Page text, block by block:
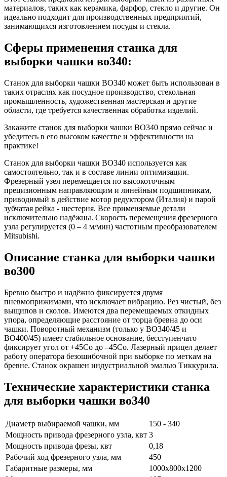
материалов, таких как керамика, фарфор, стекло и другие. Он
идеально подходит для производственных предприятий,
занимающихся изготовлением посуды и стекла.
Сферы применения станка для
выборки чашки во340:
Станок для выборки чашки ВО340 может быть использован в
таких отраслях как посудное производство, стекольная
промышленность, художественная мастерская и другие
области, где требуется качественная обработка изделий.
Закажите станок для выборки чашки ВО340 прямо сейчас и
убедитесь в его высоком качестве и эффективности на
практике!
Станок для выборки чашки ВО340 используется как
самостоятельно, так и в составе линии оптимизации.
Фрезерный узел перемещается по высокоточным
прецизионным направляющим и линейным подшипникам,
приводимый в действие мотор редуктором (Италия) и парой
зубчатая рейка - шестерня. Все применяемые детали
исключительно надёжны. Скорость перемещения фрезерного
узла регулируется (0 – 4 м/мин) частотным преобразователем
Mitsubishi.
Описание станка для выборки чашки
во300
Бревно быстро и надёжно фиксируется двумя
пневмоприжимами, что исключает вибрацию. Рез чистый, без
выщипов и сколов. Имеются два перемещаемых откидных
упора, определяющие расстояние от торца бревна до оси
чашки. Поворотный механизм (только у ВО340/45 и
ВО400/45) имеет стабильное основание, бесступенчато
фиксирует угол от +45Co до –45Co. Лазерный прицел делает
работу оператора безошибочной при выборке по меткам на
бревне. Станок окрашен индустриальной эмалью Тиккурила.
Технические характеристики станка
для выборки чашки во340
Диаметр выбираемой чашки, мм
150 - 340
Мощность привода фрезерного узла, квт 3
Мощность привода фрезы, квт
0,18
Рабочий ход фрезерного узла, мм
450
Габаритные размеры, мм
1000х800х1200